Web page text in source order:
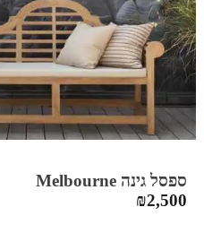
ספסל גינה Melbourne
₪2,500